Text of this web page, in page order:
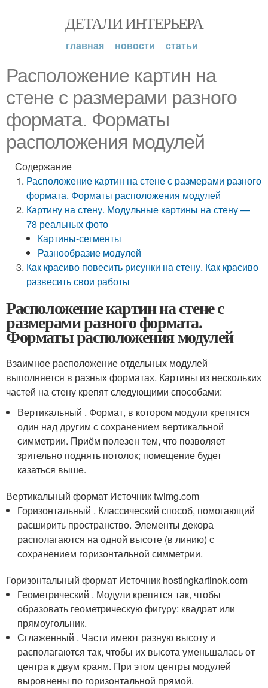
ДЕТАЛИ ИНТЕРЬЕРА
главная новости статьи
Расположение картин на
стене с размерами разного
формата. Форматы
расположения модулей
Содержание
Расположение картин на стене с размерами разного
формата. Форматы расположения модулей
Картину на стену. Модульные картины на стену —
78 реальных фото
Картины-сегменты
Разнообразие модулей
Как красиво повесить рисунки на стену. Как красиво
развесить свои работы
Расположение картин на стене с
размерами разного формата.
Форматы расположения модулей
Взаимное расположение отдельных модулей
выполняется в разных форматах. Картины из нескольких
частей на стену крепят следующими способами:
Вертикальный . Формат, в котором модули крепятся
один над другим с сохранением вертикальной
симметрии. Приём полезен тем, что позволяет
зрительно поднять потолок; помещение будет
казаться выше.
Вертикальный формат Источник twimg.com
Горизонтальный . Классический способ, помогающий
расширить пространство. Элементы декора
располагаются на одной высоте (в линию) с
сохранением горизонтальной симметрии.
Горизонтальный формат Источник hostingkartinok.com
Геометрический . Модули крепятся так, чтобы
образовать геометрическую фигуру: квадрат или
прямоугольник.
Сглаженный . Части имеют разную высоту и
располагаются так, чтобы их высота уменьшалась от
центра к двум краям. При этом центры модулей
выровнены по горизонтальной прямой.